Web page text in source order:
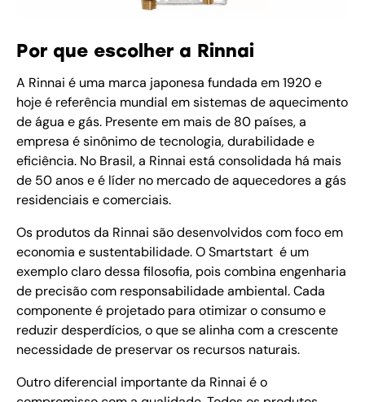
Por que escolher a Rinnai
A Rinnai é uma marca japonesa fundada em 1920 e
hoje é referência mundial em sistemas de aquecimento
de água e gás. Presente em mais de 80 países, a
empresa é sinônimo de tecnologia, durabilidade e
eficiência. No Brasil, a Rinnai está consolidada há mais
de 50 anos e é líder no mercado de aquecedores a gás
residenciais e comerciais.
Os produtos da Rinnai são desenvolvidos com foco em
economia e sustentabilidade. O Smartstart é um
exemplo claro dessa filosofia, pois combina engenharia
de precisão com responsabilidade ambiental. Cada
componente é projetado para otimizar o consumo e
reduzir desperdícios, o que se alinha com a crescente
necessidade de preservar os recursos naturais.
Outro diferencial importante da Rinnai é o